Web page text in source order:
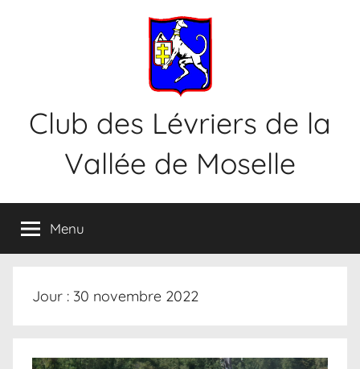
Club des Lévriers de la
Vallée de Moselle
Menu
Jour : 30 novembre 2022